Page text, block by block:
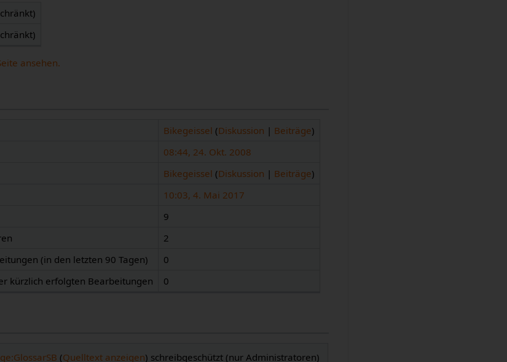
ansehen.
Bikegeissel (Diskussion | Beiträge)
08:44, 24. Okt. 2008
Bikegeissel (Diskussion | Beiträge)
10:03, 4. Mai 2017
9
2
(in den letzten 90 Tagen)
0
kürzlich erfolgten Bearbeitungen
0
(Quelltext anzeigen) schreibgeschützt (nur Administratoren)